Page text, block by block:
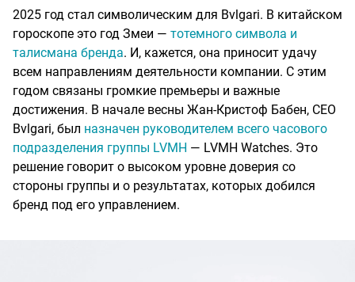
2025 год стал символическим для Bvlgari. В китайском
гороскопе это год Змеи — тотемного символа и
талисмана бренда. И, кажется, она приносит удачу
всем направлениям деятельности компании. С этим
годом связаны громкие премьеры и важные
достижения. В начале весны Жан-Кристоф Бабен, CEO
Bvlgari, был назначен руководителем всего часового
подразделения группы LVMH — LVMH Watches. Это
решение говорит о высоком уровне доверия со
стороны группы и о результатах, которых добился
бренд под его управлением.